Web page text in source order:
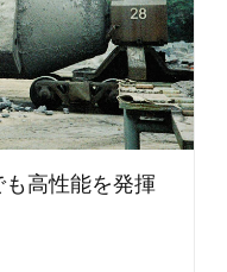
も高性能を発揮